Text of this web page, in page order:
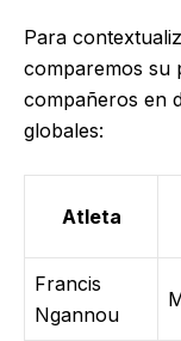
Para
comparemos su
compañeros en
globales:
Atleta
Francis
Ngannou